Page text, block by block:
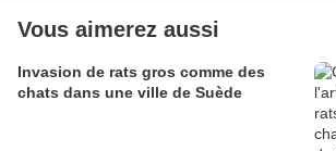
Vous aimerez aussi
Invasion de rats gros comme des
chats dans une ville de Suède